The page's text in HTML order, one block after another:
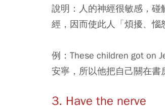
說明：人的神經很敏感，碰
經，因而使此人「煩擾、惱
例：These children got on
安寧，所以他把自己關在書
3. Have the nerve